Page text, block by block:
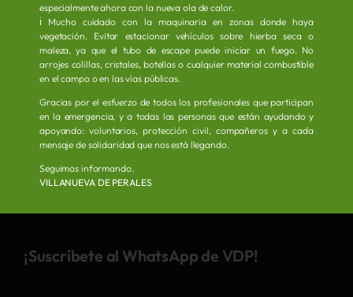
Saluda al Alcalde
Directorio Empresarial
Eventos Municipales
¡Suscríbete al WhatsApp de VDP!
especialmente ahora con la nueva ola de calor.
ℹ️ Mucho cuidado con la maquinaria en zonas donde haya
vegetación. Evitar estacionar vehículos sobre hierba seca o
maleza, ya que el tubo de escape puede iniciar un fuego. No
arrojes colillas, cristales, botellas o cualquier material combustible
en el campo o en las vías públicas.
Gracias por el esfuerzo de todos los profesionales que participan
en la emergencia, y a todas las personas que están ayudando y
apoyando: voluntarios, protección civil, compañeros y a cada
mensaje de solidaridad que nos está llegando.
Seguimos informando.
VILLANUEVA DE PERALES